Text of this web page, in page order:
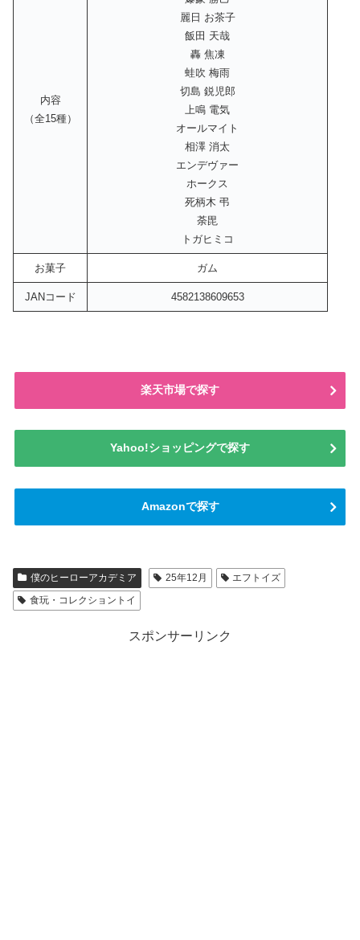
内容
（全15種）
麗日 お茶子
飯田 天哉
轟 焦凍
蛙吹 梅雨
切島 鋭児郎
上鳴 電気
オールマイト
相澤 消太
エンデヴァー
ホークス
死柄木 弔
荼毘
トガヒミコ
お菓子 ガム
JANコード 4582138609653
楽天市場で探す
Yahoo!ショッピングで探す
Amazonで探す
僕のヒーローアカデミア 25年12月
エフトイズ
食玩・コレクショントイ
スポンサーリンク